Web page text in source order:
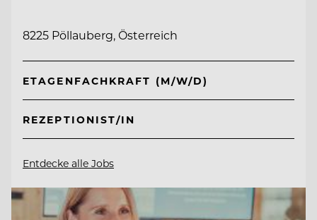
8225 Pöllauberg, Österreich
ETAGENFACHKRAFT (M/W/D)
REZEPTIONIST/IN
Entdecke alle Jobs